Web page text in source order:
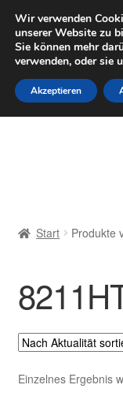
Mo–Fr
Zur
Navigation
springen
Zum
Inhalt
springen
Datenschutz-
Impressum
Kasse
Start Produkte
Einzelnes Ergebnis
Wir verwenden
unserer Website zu
Sie können mehr
verwenden, oder sie
Akzeptieren